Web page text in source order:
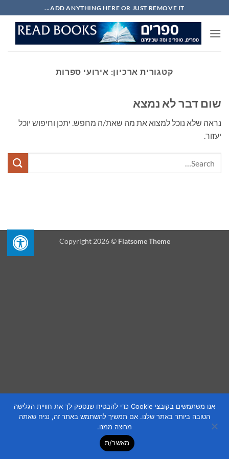
to
content
ADD ANYTHING HERE OR JUST REMOVE IT...
קטגורית ארכיון: אירועי ספרות
שום דבר לא נמצא
נראה שלא נוכל למצוא את מה שאת/ה מחפש. יתכן וחיפוש יוכל
יעזור.
Copyright 2026 © Flatsome Theme
אנו משתמשים בקובצי Cookie כדי להבטיח שנספק לך את חוויית הגלישה
הטובה ביותר באתר שלנו. אם תמשיך להשתמש באתר זה, נניח שאתה
מרוצה ממנו.
מאשר/ת